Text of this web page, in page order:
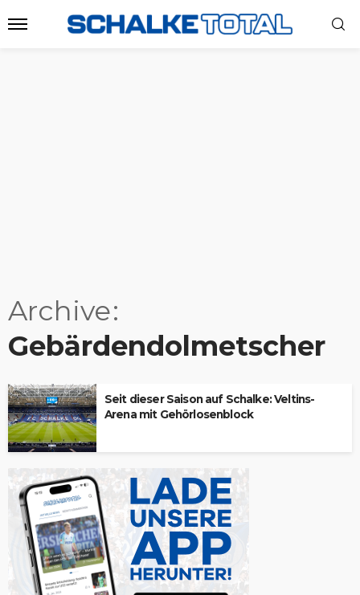
Archive
Gebärdendolmetscher
Seit dieser Saison auf Schalke: Veltins-
Arena mit Gehörlosenblock